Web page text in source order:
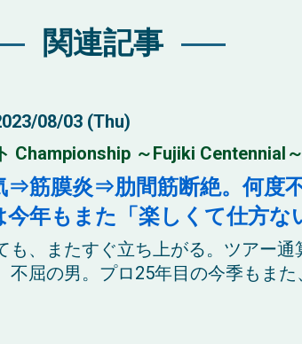
関連記事
08/03 (Thu)
Championship ～Fujiki Centennial
⇒筋膜炎⇒肋間筋断絶。何度
今年もまた「楽しくて仕方な
も、またすぐ立ち上がる。ツアー
不屈の男。プロ25年目の今季もまた